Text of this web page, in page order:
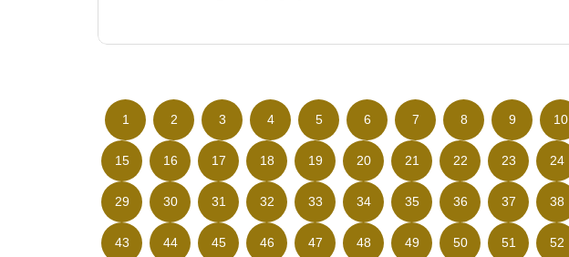
1 2 3 4 5 6 7 8 9 10
15 16 17 18 19 20 21 22 23 24
29 30 31 32 33 34 35 36 37 38
43 44 45 46 47 48 49 50 51 52